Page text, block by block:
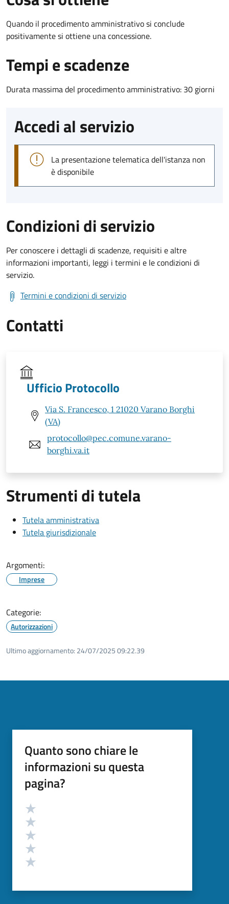
Quando il procedimento amministrativo si conclude
positivamente si ottiene una concessione.
Tempi e scadenze
Durata massima del procedimento amministrativo: 30 giorni
Accedi al servizio
La presentazione telematica dell'istanza non
è disponibile
Condizioni di servizio
Per conoscere i dettagli di scadenze, requisiti e altre
informazioni importanti, leggi i termini e le condizioni di
servizio.
Termini e condizioni di servizio
Contatti
Ufficio Protocollo
Via S. Francesco, 1 21020 Varano Borghi
(VA)
protocollo@pec.comune.varano-
borghi.va.it
Strumenti di tutela
Tutela amministrativa
Tutela giurisdizionale
Argomenti:
Imprese
Categorie:
Autorizzazioni
Ultimo aggiornamento: 24/07/2025 09:22.39
Quanto sono chiare le
informazioni su questa
pagina?
Valutazione